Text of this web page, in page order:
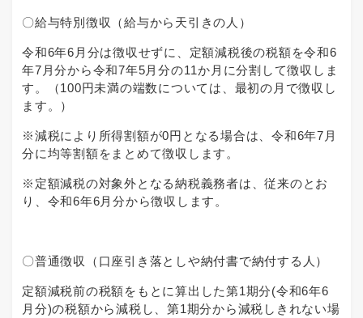
〇給与特別徴収（給与から天引きの人）
令和6年6月分は徴収せずに、定額減税後の税額を令和6
年7月分から令和7年5月分の11か月に分割して徴収しま
す。（100円未満の端数については、最初の月で徴収し
ます。）
※減税により所得割額が0円となる場合は、令和6年7月
分に均等割額をまとめて徴収します。
※定額減税の対象外となる納税義務者は、従来のとお
り、令和6年6月分から徴収します。
〇普通徴収（口座引き落としや納付書で納付する人）
定額減税前の税額をもとに算出した第1期分(令和6年6
月分)の税額から減税し、第1期分から減税しきれない場